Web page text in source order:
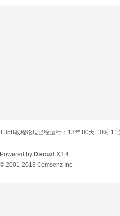
TB58教程论坛已经运行：13年 80天 10时 11
Powered by Discuz! X3.4
© 2001-2013 Comsenz Inc.